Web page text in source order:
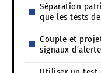
Séparation
que les tests
Couple et
signaux